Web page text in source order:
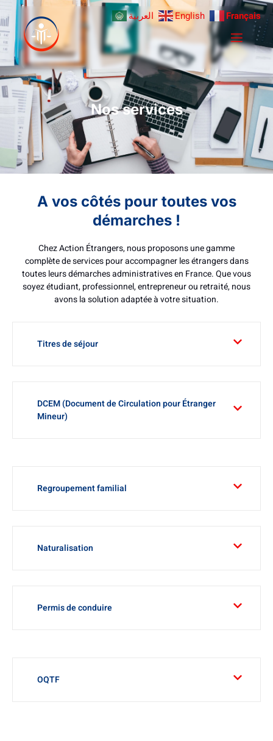
Nos services
A vos côtés pour toutes vos
démarches !
Chez Action Étrangers, nous proposons une gamme
complète de services pour accompagner les étrangers dans
toutes leurs démarches administratives en France. Que vous
soyez étudiant, professionnel, entrepreneur ou retraité, nous
avons la solution adaptée à votre situation.
Titres de séjour
DCEM (Document de Circulation pour Étranger
Mineur)
Regroupement familial
Naturalisation
Permis de conduire
OQTF
العربية English Français